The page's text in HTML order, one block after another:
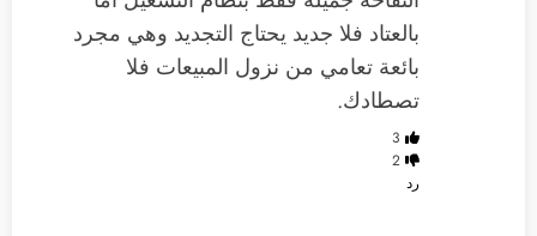
بالعتاد فلا جديد يحتاج التجديد وهي مجرد
بائعة تعامي من نزول المبيعات فلا
تصطادك.
3
2
رد